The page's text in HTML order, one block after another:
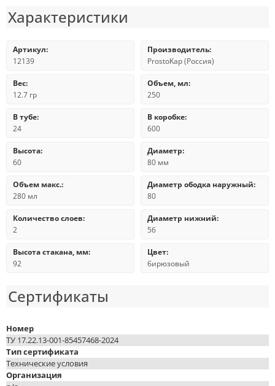
Характеристики
Артикул:
12139
Производитель:
ProstoKap (Россия)
Вес:
12.7 гр
Объем, мл:
250
В тубе:
24
В коробке:
600
Высота:
60
Диаметр:
80 мм
Объем макс.:
280 мл
Диаметр ободка наружный:
80
Количество слоев:
2
Диаметр нижний:
56
Высота стакана, мм:
92
Цвет:
бирюзовый
Сертификаты
Номер
ТУ 17.22.13-001-85457468-2024
Тип сертификата
Технические условия
Организация